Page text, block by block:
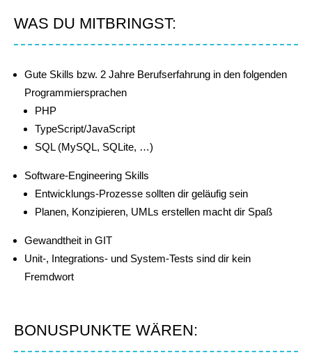
WAS DU MITBRINGST:
Gute Skills bzw. 2 Jahre Berufserfahrung in den folgenden
Programmiersprachen
PHP
TypeScript/JavaScript
SQL (MySQL, SQLite, …)
Software-Engineering Skills
Entwicklungs-Prozesse sollten dir geläufig sein
Planen, Konzipieren, UMLs erstellen macht dir Spaß
Gewandtheit in GIT
Unit-, Integrations- und System-Tests sind dir kein
Fremdwort
BONUSPUNKTE WÄREN: